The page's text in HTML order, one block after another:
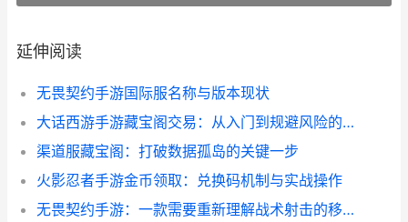
延伸阅读
无畏契约手游国际服名称与版本现状
大话西游手游藏宝阁交易：从入门到规避风险的核心指南
渠道服藏宝阁：打破数据孤岛的关键一步
火影忍者手游金币领取：兑换码机制与实战操作
无畏契约手游：一款需要重新理解战术射击的移动端作品